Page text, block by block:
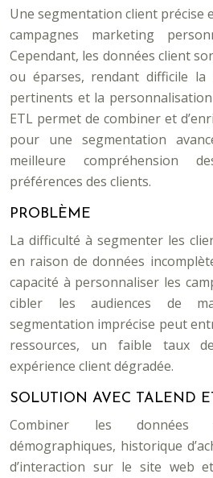
Une segmentation client précise
campagnes marketing
Cependant, les données client
ou éparses, rendant difficile la
pertinents et la personnalisation
ETL permet de combiner et
pour une segmentation
meilleure compréhension
préférences des clients.
PROBLÈME
La difficulté à segmenter les
en raison de données
capacité à personnaliser les
cibler les audiences de
segmentation imprécise peut
ressources, un faible taux
expérience client dégradée.
SOLUTION AVEC TALEND
Combiner les données
démographiques, historique
d’interaction sur le site web